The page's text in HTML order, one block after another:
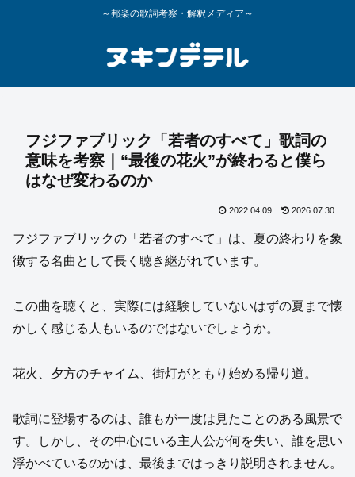
～邦楽の歌詞考察・解釈メディア～
フジファブリック「若者のすべて」歌詞の
意味を考察｜“最後の花火”が終わると僕ら
はなぜ変わるのか
2022.04.09 2026.07.30
フジファブリックの「若者のすべて」は、夏の終わりを象
徴する名曲として長く聴き継がれています。
この曲を聴くと、実際には経験していないはずの夏まで懐
かしく感じる人もいるのではないでしょうか。
花火、夕方のチャイム、街灯がともり始める帰り道。
歌詞に登場するのは、誰もが一度は見たことのある風景で
す。しかし、その中心にいる主人公が何を失い、誰を思い
浮かべているのかは、最後まではっきり説明されません。